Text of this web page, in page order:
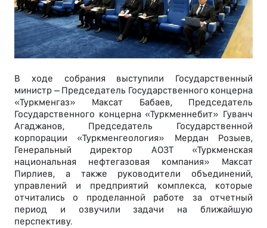
В ходе собрания выступили Государственный
министр – Председатель Государственного концерна
«Туркменгаз» Максат Бабаев, Председатель
Государственного концерна «Туркменнебит» Гуванч
Агаджанов, Председатель Государственной
корпорации «Туркменгеология» Мердан Розыев,
Генеральный директор АОЗТ «Туркменская
национальная нефтегазовая компания» Максат
Пирлиев, а также руководители объединений,
управлений и предприятий комплекса, которые
отчитались о проделанной работе за отчетный
период и озвучили задачи на ближайшую
перспективу.